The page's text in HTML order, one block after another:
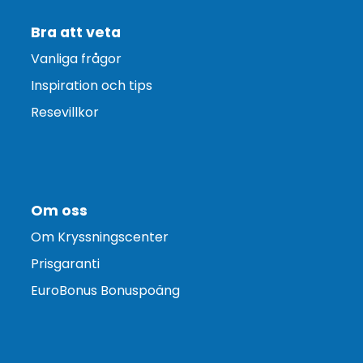
Bra att veta
Vanliga frågor
Inspiration och tips
Resevillkor
Om oss
Om Kryssningscenter
Prisgaranti
EuroBonus Bonuspoäng